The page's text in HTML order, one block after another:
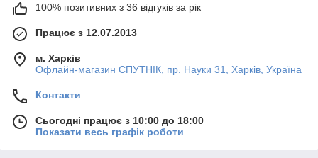
Наш асортимент дозволяє виконати найзаповітніші бажання
використання робочого простору на кухні, а ціни приємно
Ми пропонуємо великий вибір зручних і стильних виробів для
миття і сушіння посуду, а саме:
органайзери для столових приборів і посуду;
підставки для кухонного приладдя;
100% позитивних з 36 відгуків за рік
Працює з 12.07.2013
м. Харків
Офлайн-магазин СПУТНІК, пр. Науки 31, Харків, Україна
Контакти
Сьогодні працює з 10:00 до 18:00
Показати весь графік роботи